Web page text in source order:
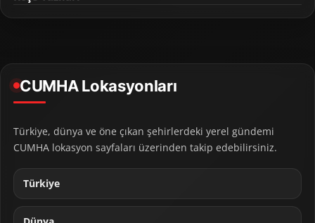
CUMHA Lokasyonları
Türkiye, dünya ve öne çıkan şehirlerdeki yerel gündemi
CUMHA lokasyon sayfaları üzerinden takip edebilirsiniz.
Türkiye